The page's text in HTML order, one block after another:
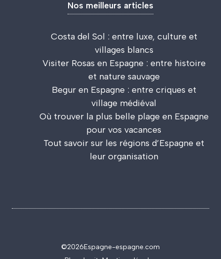
Nos meilleurs articles
Costa del Sol : entre luxe, culture et
villages blancs
Visiter Rosas en Espagne : entre histoire
et nature sauvage
Begur en Espagne : entre criques et
village médiéval
Où trouver la plus belle plage en Espagne
pour vos vacances
Tout savoir sur les régions d’Espagne et
leur organisation
©2026Espagne-espagne.com